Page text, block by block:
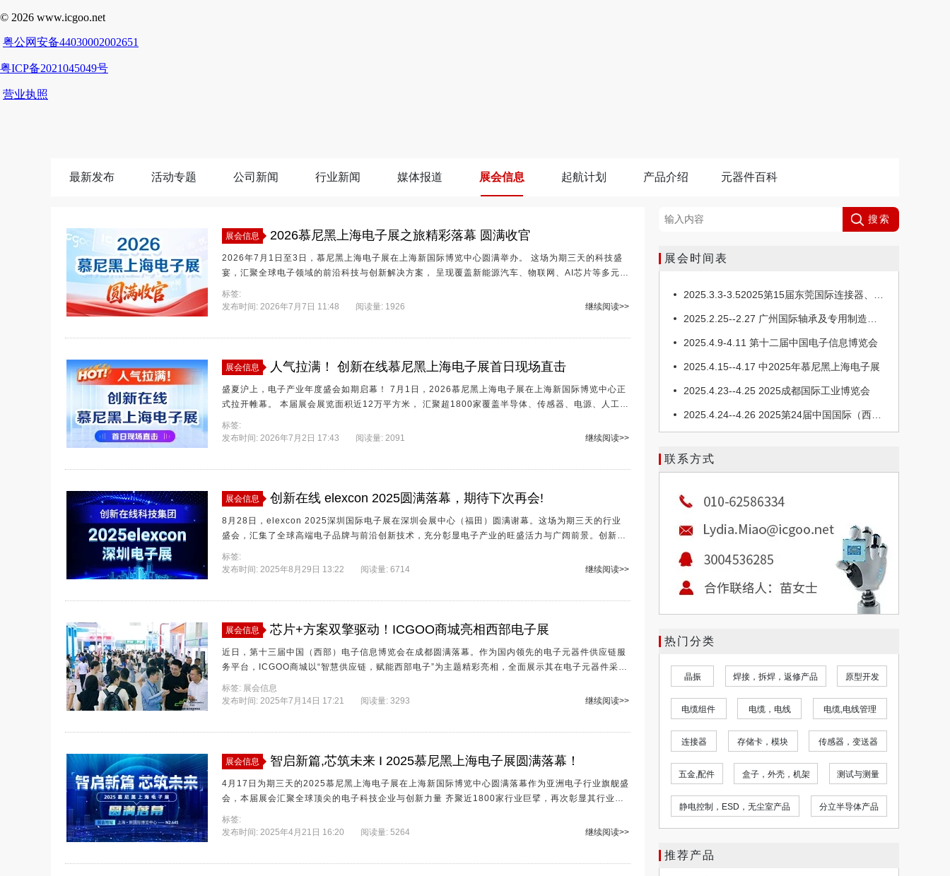
最新发布 活动专题 公司新闻 行业新闻 媒体报道 展会信息 起航计划 产品介绍 元器件百科
展会信息 2026慕尼黑上海电子展之旅精彩落幕 圆满收官
2026年7月1日至3日，慕尼黑上海电子展在上海新国际博览中心圆满举办。 这场为期三天的科技盛
宴，汇聚全球电子领域的前沿科技与创新解决方案， 呈现覆盖新能源汽车、物联网、AI芯片等多元赛
道的硬核成果，成为年度电子行业创新力量的重要检阅场。 作为深度参与行业发展的践行者， 创新
在线科技集团本次落地N2馆545号展位， 完整展出旗下 IC交易网、ICGOO在线商城、创新优选、创
标签:
发布时间: 2026年7月7日 11:48
阅读量: 1926 继续阅读>>
展会信息 人气拉满！ 创新在线慕尼黑上海电子展首日现场直击
盛夏沪上，电子产业年度盛会如期启幕！ 7月1日，2026慕尼黑上海电子展在上海新国际博览中心正
式拉开帷幕。 本届展会展览面积近12万平方米， 汇聚超1800家覆盖半导体、传感器、电源、人工智
能等赛道的优质展商， 全面辐射新能源汽车、物联网、AI数据中心等前沿应用领域， 数万行业精英
齐聚现场，共探产业发展新机。
标签:
发布时间: 2026年7月2日 17:43
阅读量: 2091 继续阅读>>
展会信息 创新在线 elexcon 2025圆满落幕，期待下次再会!
8月28日，elexcon 2025深圳国际电子展在深圳会展中心（福田）圆满谢幕。这场为期三天的行业
盛会，汇集了全球高端电子品牌与前沿创新技术，充分彰显电子产业的旺盛活力与广阔前景。创新在
线亦携旗下五大业务板块集体亮相1G20展位，与业界同仁共同探讨产业发展方向和趋势，分享前沿
技术和行业洞见。
标签:
发布时间: 2025年8月29日 13:22
阅读量: 6714 继续阅读>>
展会信息 芯片+方案双擎驱动！ICGOO商城亮相西部电子展
近日，第十三届中国（西部）电子信息博览会在成都圆满落幕。作为国内领先的电子元器件供应链服
务平台，ICGOO商城以“智慧供应链，赋能西部电子”为主题精彩亮相，全面展示其在电子元器件采
购、技术支持和产业服务方面的核心优势，成为展会期间备受瞩目的焦点之一。
标签: 展会信息
发布时间: 2025年7月14日 17:21
阅读量: 3293 继续阅读>>
展会信息 智启新篇,芯筑未来 I 2025慕尼黑上海电子展圆满落幕！
4月17日为期三天的2025慕尼黑上海电子展在上海新国际博览中心圆满落幕作为亚洲电子行业旗舰盛
会，本届展会汇聚全球顶尖的电子科技企业与创新力量 齐聚近1800家行业巨擘，再次彰显其行业风
向标地位 创新在线科技集团此次以N2馆645号展位为舞台，通过系统性呈现全产业链生态服务体
系，成为展会焦点之一。
标签:
发布时间: 2025年4月21日 16:20
阅读量: 5264 继续阅读>>
搜索
展会时间表
2025.8.26-8.28 2025年Elexcon深圳国际电子展
2025.11.5--11.7 第106届中国电子展
联系方式
热门分类
焊接，拆焊，返修产品 原型开发
电缆组件 电缆，电线 电缆,电线管理
连接器 存储卡，模块 传感器，变送器
五金,配件 盒子，外壳，机架 测试与测量
静电控制，ESD，无尘室产品 分立半导体产品
推荐产品